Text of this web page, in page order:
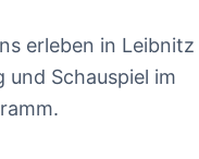
erleben in Leibnitz
und Schauspiel im